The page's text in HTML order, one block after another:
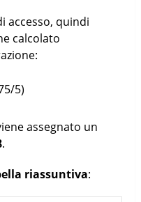
accesso, quindi
calcolato
5)
assegnato un
.
riassuntiva: